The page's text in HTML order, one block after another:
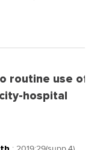
routine use of
hospital